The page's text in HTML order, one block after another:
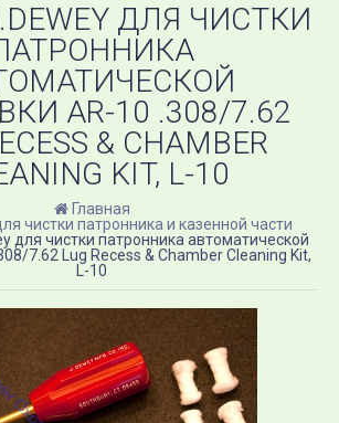
ДЛЯ ЧИСТКИ
AR-10 .308/7.62
& CHAMBER
KIT, L-10
Главная
чистки патронника и казенной части
для чистки патронника автоматической
7.62 Lug Recess & Chamber Cleaning Kit,
L-10